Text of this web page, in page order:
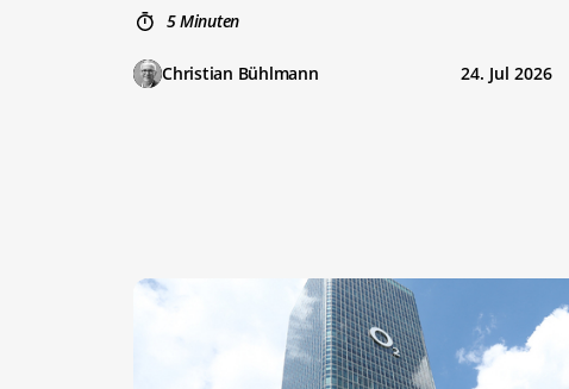
5 Minuten
Christian Bühlmann 24. Jul 2026